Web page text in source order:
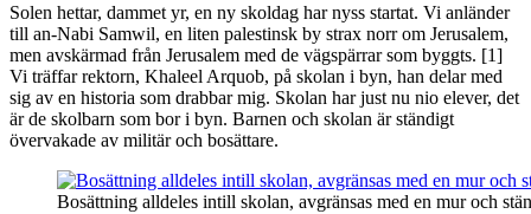
Solen hettar, dammet yr, en ny skoldag har nyss startat. Vi anländer
till an-Nabi Samwil, en liten palestinsk by strax norr om Jerusalem,
men avskärmad från Jerusalem med de vägspärrar som byggts. [1]
Vi träffar rektorn, Khaleel Arquob, på skolan i byn, han delar med
sig av en historia som drabbar mig. Skolan har just nu nio elever, det
är de skolbarn som bor i byn. Barnen och skolan är ständigt
övervakade av militär och bosättare.
Bosättning alldeles intill skolan, avgränsas med en mur och